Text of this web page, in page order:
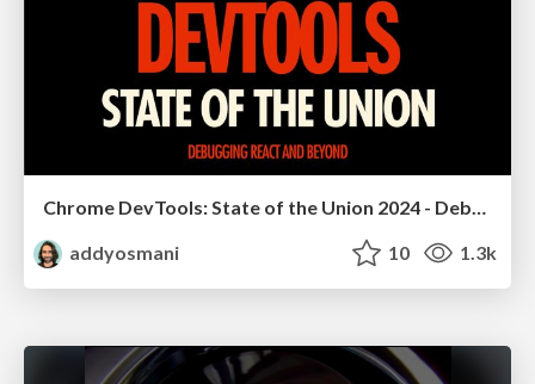
Chrome DevTools: State of the Union 2024 - Debugging React & Beyond
addyosmani
10 1.3k